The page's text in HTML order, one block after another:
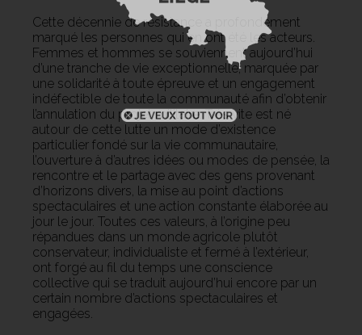
Cette décennie de résistance a profondément
marqué les personnes qui en ont été les acteurs.
Femmes et hommes se souviennent aujourd’hui
d’une tranche de vie exceptionnelle, marquée par
une solidarité à toute épreuve et un engagement
indéfectible de toute la communauté afin d’obtenir
l’annulation du projet militaire. Très vite est né
autour de cette lutte un mode d’existence
particulier fondé sur la vie communautaire,
l’ouverture à d’autres idées ou modes de pensée, la
rencontre et le partage avec des gens provenant
d’horizons divers, la mise au point d’actions
spectaculaires et une action constante élaborée au
jour le jour. Toutes ces valeurs, à l’origine peu
répandues dans un monde agricole plutôt
conservateur, individualiste et fermé à l’extérieur,
ont forgé au fil du temps une conscience
collective qui se traduit aujourd’hui encore par un
certain nombre d’actions spectaculaires et
engagées.